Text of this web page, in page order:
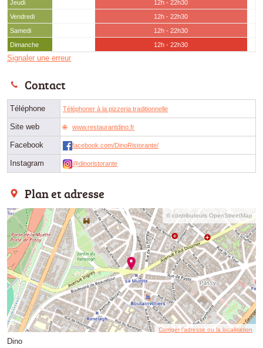
Jeudi
12h - 22h30
Vendredi
12h - 22h30
Samedi
12h - 22h30
Dimanche
12h - 22h30
Signaler une erreur
Contact
Téléphone Téléphoner à la pizzeria traditionnelle
Site web www.restaurantdino.fr
Facebook facebook.com/DinoRistorante/
Instagram @dinoristorante
Plan et adresse
© contributeurs OpenStreetMap
Corriger l’adresse ou la localisation
Dino